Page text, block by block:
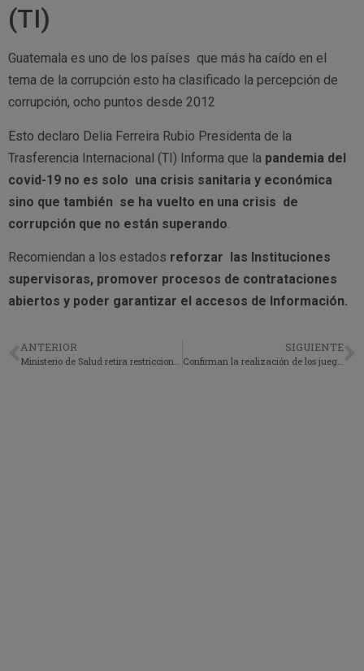
(TI)
Guatemala es uno de los países que más ha caído en el
tema de la corrupción esto ha clasificado la percepción de
corrupción, ocho puntos desde 2012
Esto declaro Delia Ferreira Rubio Presidenta de la
Trasferencia Internacional (TI) Informa que la pandemia del
covid-19 no es solo una crisis sanitaria y económica
sino que también se ha vuelto en una crisis de
corrupción que no están superando
Recomiendan a los estados reforzar las Instituciones
supervisoras, promover procesos de contrataciones
abiertos y poder garantizar el accesos de Información.
ANTERIOR
Ministerio de Salud retira restricciones para los restaurantes y bares.
SIGUIENTE
Confirman la realización de los juegos olímpicos de Tokio